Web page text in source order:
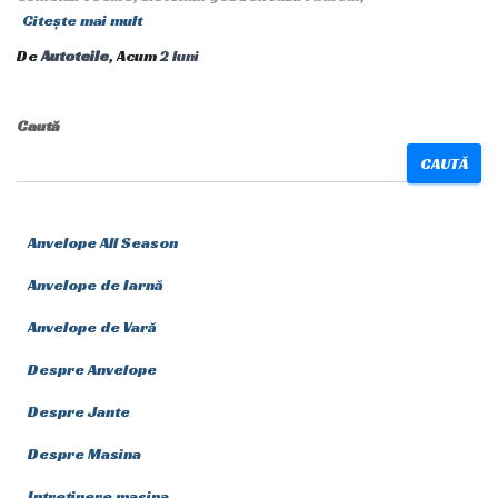
Citește mai mult
DeAutoteile, Acum2 luni
Caută
CAUTĂ
Anvelope All Season
Anvelope de Iarnă
Anvelope de Vară
Despre Anvelope
Despre Jante
Despre Masina